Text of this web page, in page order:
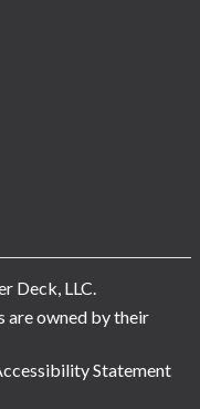
Deck, LLC.
are owned by their
Statement